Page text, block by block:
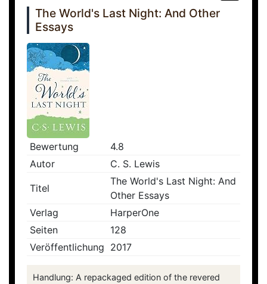
The World's Last Night: And Other
Essays
Bewertung
4.8
Autor
C. S. Lewis
Titel
The World's Last Night: And
Other Essays
Verlag
HarperOne
Seiten
128
Veröffentlichung 2017
Handlung: A repackaged edition of the revered